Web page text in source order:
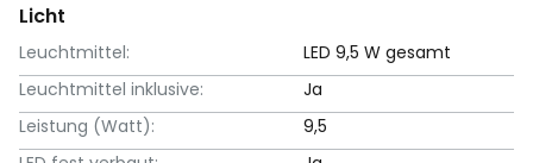
Licht
Leuchtmittel:
LED 9,5 W gesamt
Leuchtmittel inklusive:
Ja
Leistung (Watt):
9,5